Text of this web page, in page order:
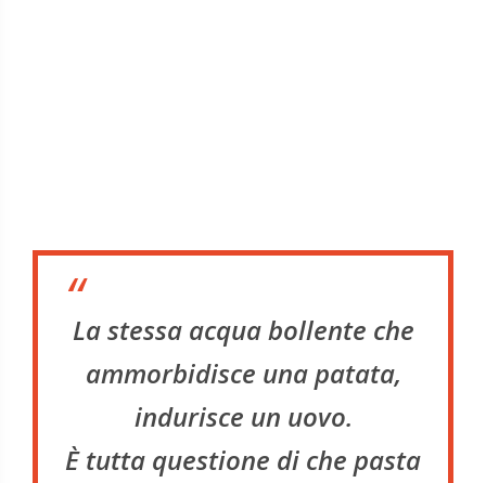
“La stessa acqua bollente che
ammorbidisce una patata,
indurisce un uovo.
È tutta questione di che pasta